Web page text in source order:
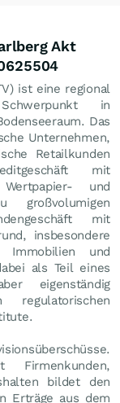
Akt
ist eine regional
in
Das
Unternehmen,
Retailkunden
mit
und
großvolumigen
mit
insbesondere
Immobilien und
als Teil eines
eigenständig
Firmenkunden,
bildet den
Erträge aus dem